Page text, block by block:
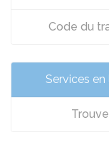
Code du
Services